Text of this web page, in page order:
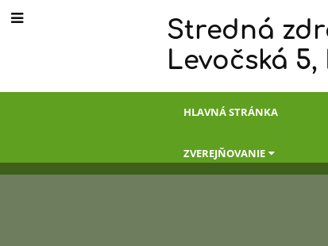
Stredná
Levočská
HLAVNÁ STRÁNKA
ZVEREJŇOVANIE